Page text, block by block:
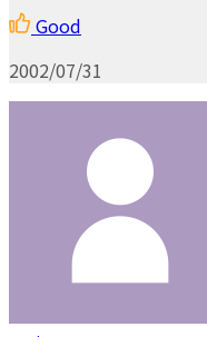
Good
2002/07/31